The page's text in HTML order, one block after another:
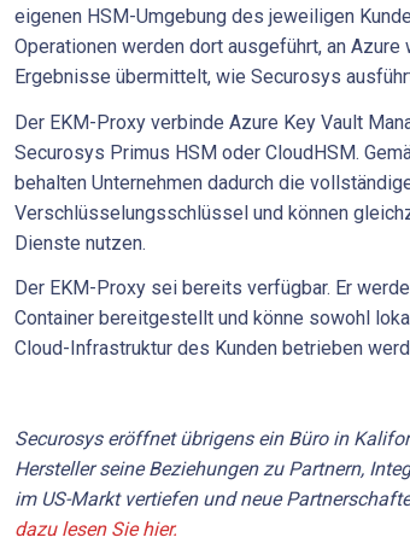
eigenen HSM-Umgebung des jeweiligen
Operationen werden dort ausgeführt, an
Ergebnisse übermittelt, wie Securosys
Der EKM-Proxy verbinde Azure Key Vault
Securosys Primus HSM oder CloudHSM.
behalten Unternehmen dadurch die
Verschlüsselungsschlüssel und können
Dienste nutzen.
Der EKM-Proxy sei bereits verfügbar. Er
Container bereitgestellt und könne sowohl
Cloud-Infrastruktur des Kunden betrieben
Securosys eröffnet übrigens ein Büro in
Hersteller seine Beziehungen zu Partnern,
im US-Markt vertiefen und neue
dazu lesen Sie hier.